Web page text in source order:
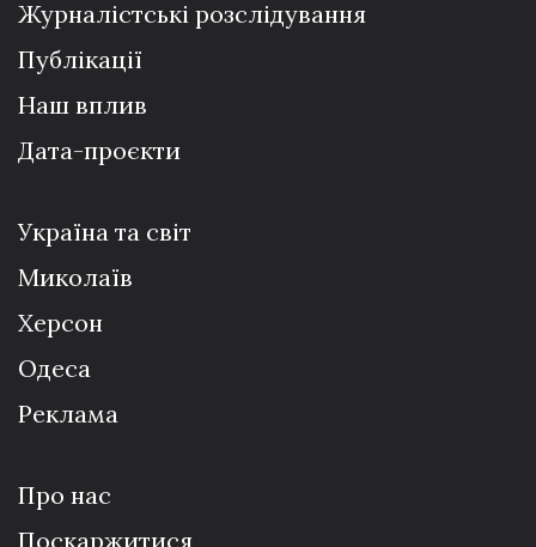
Журналістські розслідування
Публікації
Наш вплив
Дата-проєкти
Україна та світ
Миколаїв
Херсон
Одеса
Реклама
Про нас
Поскаржитися